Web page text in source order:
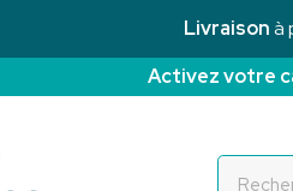
Livraisonà
Activez votre